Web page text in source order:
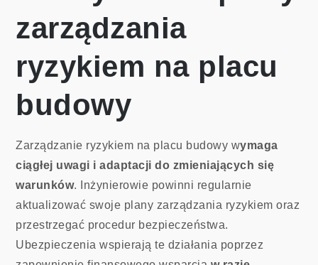
zarządzania
ryzykiem na placu
budowy
Zarządzanie ryzykiem na placu budowy wymaga
ciągłej uwagi i adaptacji do zmieniających się
warunków. Inżynierowie powinni regularnie
aktualizować swoje plany zarządzania ryzykiem oraz
przestrzegać procedur bezpieczeństwa.
Ubezpieczenia wspierają te działania poprzez